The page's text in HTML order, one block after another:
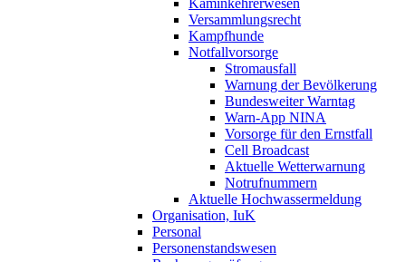
Kaminkehrerwesen
Versammlungsrecht
Kampfhunde
Notfallvorsorge
Stromausfall
Warnung der Bevölkerung
Bundesweiter Warntag
Warn-App NINA
Vorsorge für den Ernstfall
Cell Broadcast
Aktuelle Wetterwarnung
Notrufnummern
Aktuelle Hochwassermeldung
Organisation, IuK
Personal
Personenstandswesen